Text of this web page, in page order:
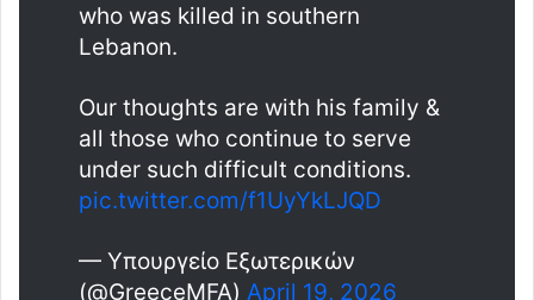
who was killed in southern
Lebanon.
Our thoughts are with his family &
all those who continue to serve
under such difficult conditions.
pic.twitter.com/f1UyYkLJQD
— Υπουργείο Εξωτερικών
(@GreeceMFA) April 19, 2026